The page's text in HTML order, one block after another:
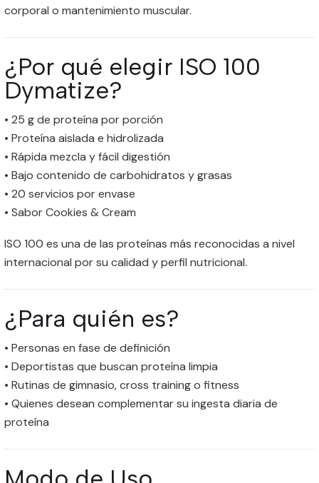
corporal o mantenimiento muscular.
¿Por qué elegir ISO 100
Dymatize?
• 25 g de proteína por porción
• Proteína aislada e hidrolizada
• Rápida mezcla y fácil digestión
• Bajo contenido de carbohidratos y grasas
• 20 servicios por envase
• Sabor Cookies & Cream
ISO 100 es una de las proteínas más reconocidas a nivel
internacional por su calidad y perfil nutricional.
¿Para quién es?
• Personas en fase de definición
• Deportistas que buscan proteína limpia
• Rutinas de gimnasio, cross training o fitness
• Quienes desean complementar su ingesta diaria de
proteína